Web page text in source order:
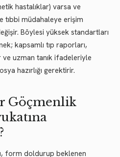
hastalıklar) varsa ve
tıbbi müdahaleye erişim
Böylesi yüksek standartları
kapsamlı tıp raporları,
uzman tanık ifadeleriyle
hazırlığı gerektirir.
Göçmenlik
form doldurup beklenen